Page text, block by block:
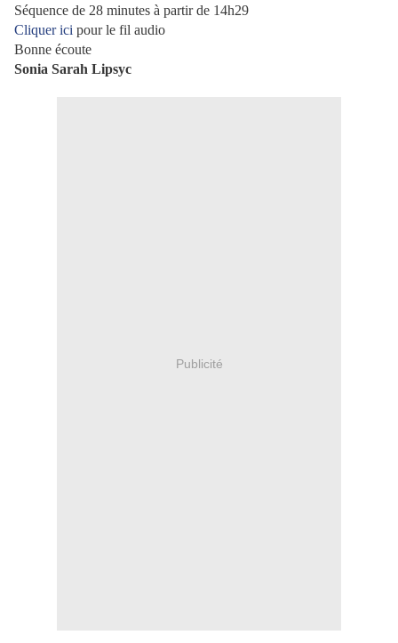
Séquence de 28 minutes à partir de 14h29
Cliquer ici pour le fil audio
Bonne écoute
Sonia Sarah Lipsyc
Publicité